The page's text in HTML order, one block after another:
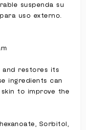
suspenda su
uso externo.
restores its
ingredients can
to improve the
Sorbitol,